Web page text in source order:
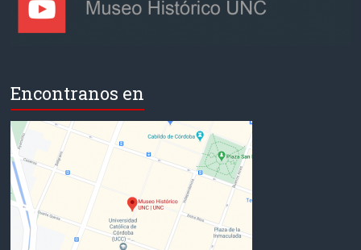
Encontranos en